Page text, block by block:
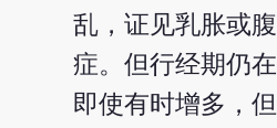
乱，证见乳胀或
症。但行经期仍
即使有时增多，